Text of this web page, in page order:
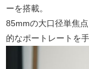
ーを搭載。
85mmの大口径単焦
的なポートレートを